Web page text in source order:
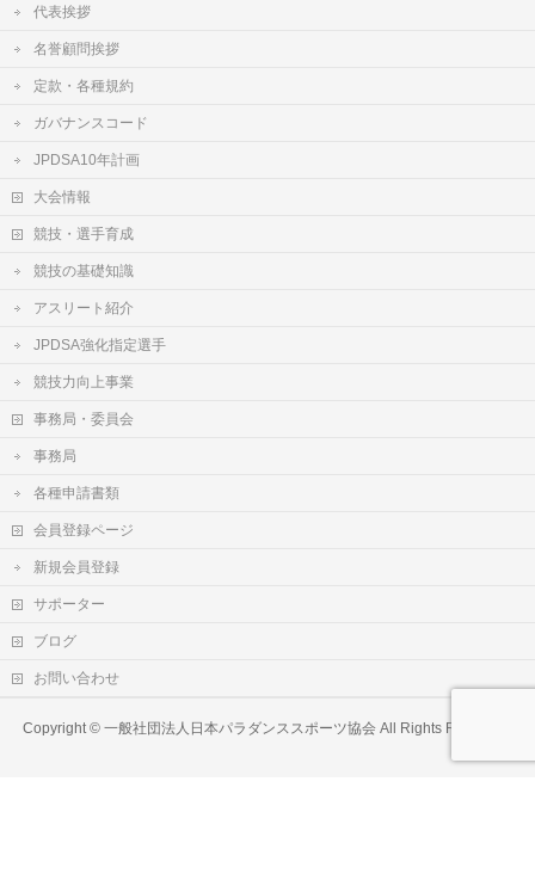
代表挨拶
名誉顧問挨拶
定款・各種規約
ガバナンスコード
JPDSA10年計画
大会情報
競技・選手育成
競技の基礎知識
アスリート紹介
JPDSA強化指定選手
競技力向上事業
事務局・委員会
事務局
各種申請書類
会員登録ページ
新規会員登録
サポーター
ブログ
お問い合わせ
Copyright © 一般社団法人日本パラダンススポーツ協会All Rights Reserved.